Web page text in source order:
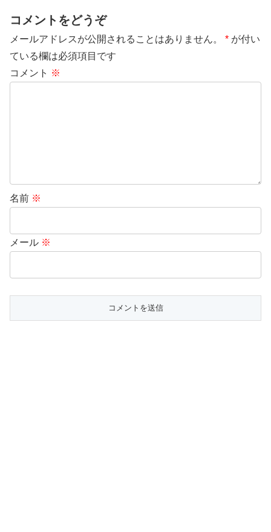
コメントをどうぞ
メールアドレスが公開されることはありません。 * が付い
ている欄は必須項目です
コメント ※
名前 ※
メール ※